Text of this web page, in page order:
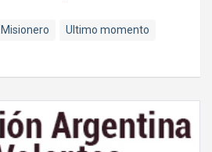
Misionero Ultimo momento